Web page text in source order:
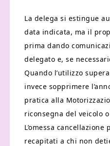
La delega si estingue
data indicata, ma il
prima dando
delegato e, se
Quando l’utilizzo
invece sopprimere
pratica alla
riconsegna del veicolo
L’omessa
recapitati a chi non